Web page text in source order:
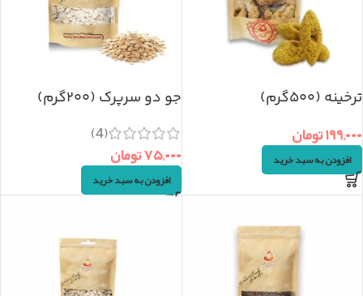
ترخینه (۵۰۰گرم)
۱۹۹,۰۰۰تومان
افزودن به سبد خرید
جو دو سرپرک (۲۰۰گرم)
(4)
۷۵,۰۰۰تومان
افزودن به سبد خرید